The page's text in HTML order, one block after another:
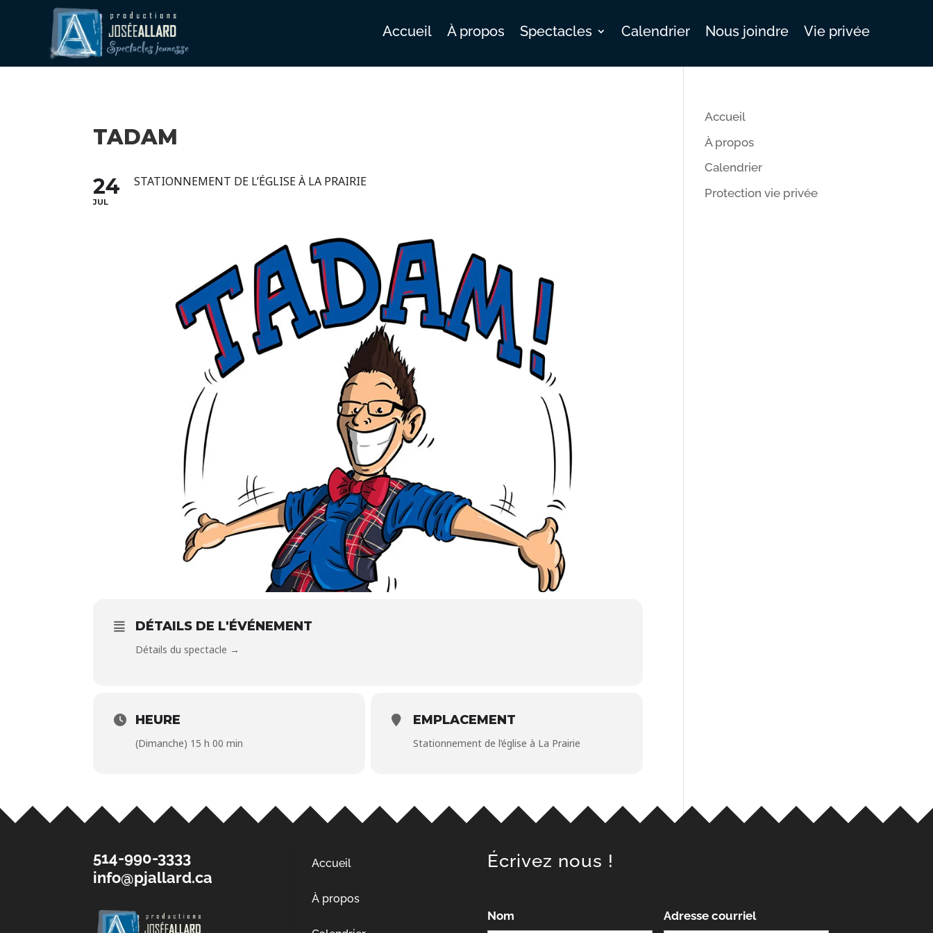
Accueil À propos Spectacles Calendrier Nous joindre Vie privée
TADAM
24
JUL
STATIONNEMENT DE L’ÉGLISE À LA PRAIRIE
DÉTAILS DE L'ÉVÉNEMENT
Détails du spectacle →
HEURE
(Dimanche) 15 h 00 min
EMPLACEMENT
Stationnement de l’église à La Prairie
Accueil
À propos
Calendrier
Protection vie privée
514-990-3333
info@pjallard.ca
Accueil
À propos
Écrivez nous !
Nom Adresse courriel